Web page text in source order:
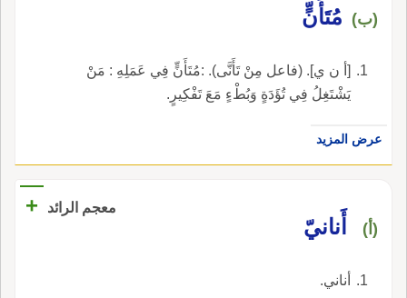
(ب) مُتَأَنٍّ
[أ ن ي]. (فاعل مِنْ تَأَنَّى). :مُتَأَنٍّ فِي عَمَلِهِ : مَنْ
يَشْتَغِلُ فِي تُؤَدَةٍ وَبُطْءٍ مَعَ تَفْكِيرٍ.
عرض المزيد
معجم الرائد +
(أ) أَنانيّ
أناني.